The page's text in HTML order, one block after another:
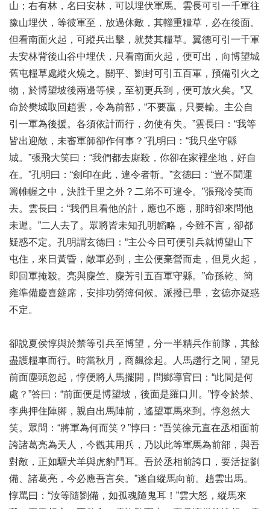
山；右有林，名曰安林，可以埋伏軍馬。雲長可引一千軍往
豫山埋伏，等彼軍至，放過休敵，其輜重糧草，必在後面。
但看南面火起，可縱兵出擊，就焚其糧草。翼德可引一千軍
去安林背後山谷中埋伏，只看南面火起，便可出，向博望城
舊屯糧草處縱火燒之。關平、劉封可引五百軍，預備引火之
物，於博望坡後兩邊等候，至初更兵到，便可放火矣。”又
命於樊城取回趙雲，令為前部，“不要贏，只要輸。主公自
引一軍為後援。各須依計而行，勿使有失。”雲長曰：“我等
皆出迎敵，未審軍師卻作何事？”孔明曰：“我只坐守縣
城。”張飛大笑曰：“我們都去廝殺，你卻在家裡坐地，好自
在。”孔明曰：“劍印在此，違令者斬。”玄德曰：“豈不聞運
籌帷幄之中，決胜千里之外？二弟不可違令。”張飛冷笑而
去。雲長曰：“我們且看他的計，應也不應，那時卻來問他
未遲。”二人去了。眾將皆未知孔明韜略，今雖不言，卻都
疑惑不定。孔明謂玄德曰：“主公今日可便引兵就博望山下
屯住，來日黃昏，敵軍必到，主公便棄營而走，但見火起，
即回軍掩殺。亮與麋竺、麋芳引五百軍守縣。”命孫乾、簡
雍準備慶喜筵席，安排功勞簿伺候。派撥已畢，玄德亦疑惑
不定。
卻說夏侯惇與於禁等引兵至博望，分一半精兵作前隊，其餘
盡護糧車而行。時當秋月，商飆徐起。人馬趲行之間，望見
前面塵頭忽起，惇便將人馬擺開，問鄉導官曰：“此間是何
處？”答曰：“前面便是博望坡，後面是羅口川。”惇令於禁、
李典押住陣腳，親自出馬陣前，遙望軍馬來到。惇忽然大
笑。眾問：“將軍為何而笑？”惇曰：“吾笑徐元直在丞相面前
誇諸葛亮為天人，今觀其用兵，乃以此等軍馬為前部，與吾
對敵，正如驅犬羊與虎豹鬥耳。吾於丞相前誇口，要活捉劉
備、諸葛亮，今必應吾言矣。”遂自縱馬向前。趙雲出馬。
惇罵曰：“汝等隨劉備，如孤魂隨鬼耳！”雲大怒，縱馬來